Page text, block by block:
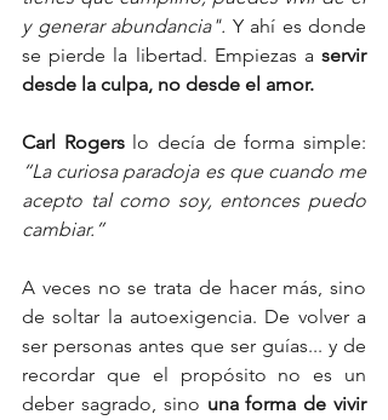
y generar abundancia". Y ahí es donde
se pierde la libertad. Empiezas a servir
desde la culpa, no desde el amor.
Carl Rogers
“La curiosa paradoja es que cuando me
acepto tal como soy, entonces puedo
cambiar.”
A veces no se trata de hacer más, sino
de soltar la autoexigencia. De volver a
ser personas antes que ser guías... y de
recordar que el propósito no es un
deber sagrado, sino una forma de vivir